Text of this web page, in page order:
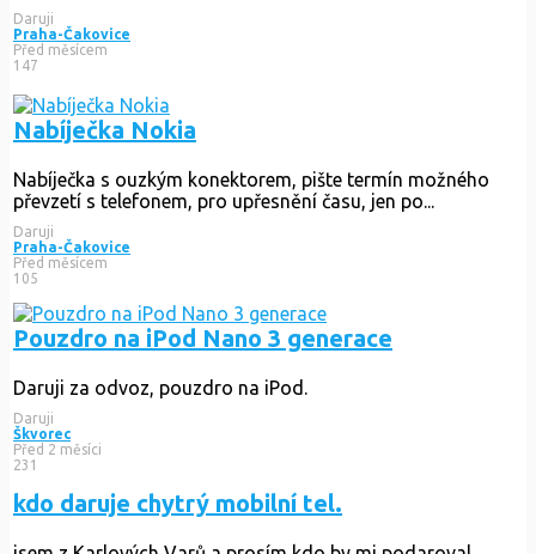
Daruji
Praha-Čakovice
Před měsícem
147
Nabíječka Nokia
Nabíječka s ouzkým konektorem, pište termín možného
převzetí s telefonem, pro upřesnění času, jen po...
Daruji
Praha-Čakovice
Před měsícem
105
Pouzdro na iPod Nano 3 generace
Daruji za odvoz, pouzdro na iPod.
Daruji
Škvorec
Před 2 měsíci
231
kdo daruje chytrý mobilní tel.